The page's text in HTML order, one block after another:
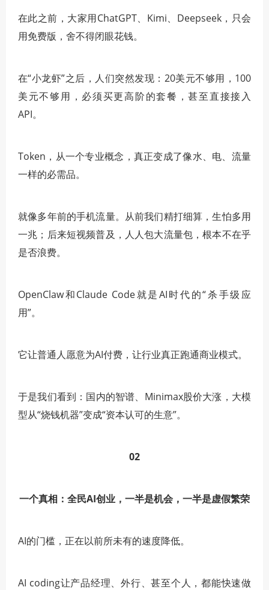
在此之前，大家用ChatGPT、Kimi、Deepseek，只会
用免费版，舍不得闭眼花钱。
在“小龙虾”之后，人们突然发现：20美元不够用，100
美元不够用，必须买更高阶的套餐，甚至直接接入
API。
Token，从一个专业概念，真正变成了像水、电、流量
一样的必需品。
就像多年前的手机流量。从前我们精打细算，生怕多用
一兆；后来短视频普及，人人包大流量包，根本不在乎
是否浪费。
OpenClaw和Claude Code就是AI时代的“杀手级应
用”。
它让普通人愿意为AI付费，让行业真正跑通商业模式。
于是我们看到：国内的智谱、Minimax股价大涨，大模
型从“烧钱机器”变成“资本认可的生意”。
02
一个真相：全民AI创业，一半是机会，一半是虚假繁荣
AI的门槛，正在以前所未有的速度降低。
AI coding让产品经理、外行、甚至个人，都能快速做